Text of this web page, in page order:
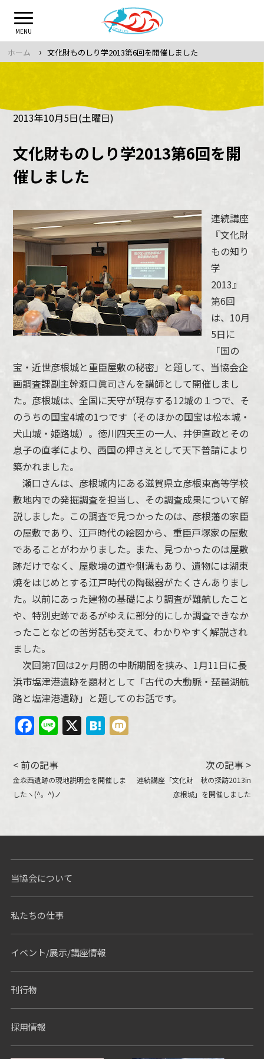
content
MENU
ホーム › 文化財ものしり学2013第6回を開催しました
2013年10月5日(土曜日)
文化財ものしり学2013第6回を開
催しました
連続講座
『文化財
もの知り
学
2013』
第6回
は、10月
5日に
「国の
宝・近世彦根城と重臣屋敷の秘密」と題して、当協会企
画調査課副主幹瀬口眞司さんを講師として開催しまし
た。彦根城は、全国に天守が現存する12城の１つで、そ
のうちの国宝4城の1つです（そのほかの国宝は松本城・
犬山城・姫路城）。徳川四天王の一人、井伊直政とその
息子の直孝により、西国の押さえとして天下普請により
築かれました。
瀬口さんは、彦根城内にある滋賀県立彦根東高等学校
敷地内での発掘調査を担当し、その調査成果について解
説しました。この調査で見つかったのは、彦根藩の家臣
の屋敷であり、江戸時代の絵図から、重臣戸塚家の屋敷
であることがわかりました。また、見つかったのは屋敷
跡だけでなく、屋敷境の道や側溝もあり、遺物には湖東
焼をはじめとする江戸時代の陶磁器がたくさんありまし
た。以前にあった建物の基礎により調査が難航したこと
や、特別史跡であるがゆえに部分的にしか調査できなか
ったことなどの苦労話も交えて、わかりやすく解説され
ました。
次回第7回は2ヶ月間の中断期間を挟み、1月11日に長
浜市塩津港遺跡を題材として「古代の大動脈・琵琶湖航
路と塩津港遺跡」と題してのお話です。
Facebook
Line
X Hatena
< 前の記事
金森西遺跡の現地説明会を開催しま
したヽ(^。^)ノ
次の記事 >
連続講座「文化財 秋の探訪2013in
彦根城」を開催しました
当協会について
私たちの仕事
イベント/展示/講座情報
刊行物
採用情報